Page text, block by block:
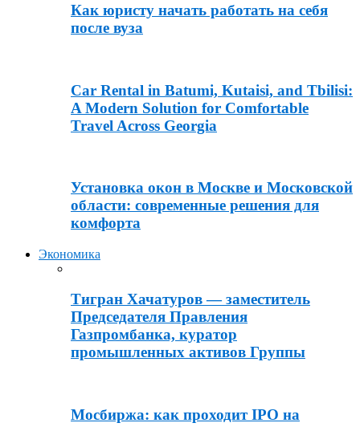
Как юристу начать работать на себя
после вуза
Car Rental in Batumi, Kutaisi, and Tbilisi:
A Modern Solution for Comfortable
Travel Across Georgia
Установка окон в Москве и Московской
области: современные решения для
комфорта
Экономика
Тигран Хачатуров — заместитель
Председателя Правления
Газпромбанка, куратор
промышленных активов Группы
Мосбиржа: как проходит IPO на